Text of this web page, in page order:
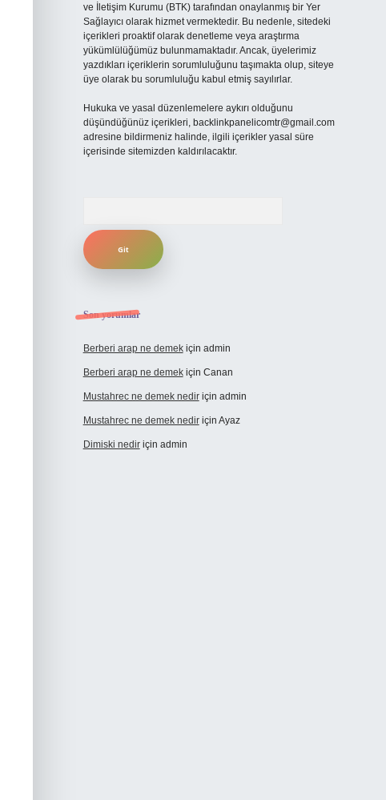
ve İletişim Kurumu (BTK) tarafından onaylanmış bir Yer
Sağlayıcı olarak hizmet vermektedir. Bu nedenle, sitedeki
içerikleri proaktif olarak denetleme veya araştırma
yükümlülüğümüz bulunmamaktadır. Ancak, üyelerimiz
yazdıkları içeriklerin sorumluluğunu taşımakta olup, siteye
üye olarak bu sorumluluğu kabul etmiş sayılırlar.
Hukuka ve yasal düzenlemelere aykırı olduğunu
düşündüğünüz içerikleri, backlinkpanelicomtr@gmail.com
adresine bildirmeniz halinde, ilgili içerikler yasal süre
içerisinde sitemizden kaldırılacaktır.
Son yorumlar
Berberi arap ne demekiçin admin
Berberi arap ne demekiçin Canan
Mustahrec ne demek nediriçin admin
Mustahrec ne demek nediriçin Ayaz
Dimiski nediriçin admin